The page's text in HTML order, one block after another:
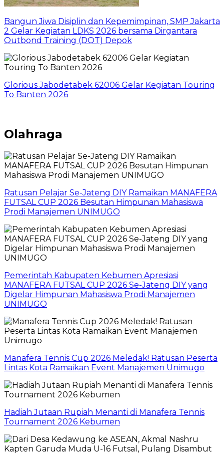
Bangun Jiwa Disiplin dan Kepemimpinan, SMP Jakarta
2 Gelar Kegiatan LDKS 2026 bersama Dirgantara
Outbond Training (DOT) Depok
Glorious Jabodetabek 62006 Gelar Kegiatan Touring
To Banten 2026
Olahraga
Ratusan Pelajar Se-Jateng DIY Ramaikan MANAFERA
FUTSAL CUP 2026 Besutan Himpunan Mahasiswa
Prodi Manajemen UNIMUGO
Pemerintah Kabupaten Kebumen Apresiasi
MANAFERA FUTSAL CUP 2026 Se-Jateng DIY yang
Digelar Himpunan Mahasiswa Prodi Manajemen
UNIMUGO
Manafera Tennis Cup 2026 Meledak! Ratusan Peserta
Lintas Kota Ramaikan Event Manajemen Unimugo
Hadiah Jutaan Rupiah Menanti di Manafera Tennis
Tournament 2026 Kebumen